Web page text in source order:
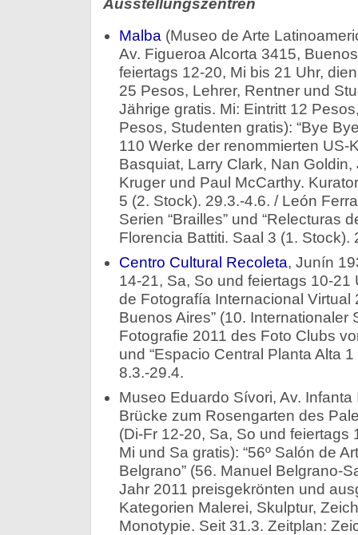
Ausstellungszentren
Malba (Museo de Arte
Av. Figueroa Alcorta 3415,
feiertags 12-20, Mi bis 21 Uhr,
25 Pesos, Lehrer, Rentner und
Jährige gratis. Mi: Eintritt 12
Pesos, Studenten gratis): “Bye
110 Werke der renommierten US-
Basquiat, Larry Clark, Nan
Kruger und Paul McCarthy.
5 (2. Stock). 29.3.-4.6. / León
Serien “Brailles” und “Relecturas
Florencia Battiti. Saal 3 (1. Stock).
Centro Cultural Recoleta, Junín
14-21, Sa, So und feiertags 10-21
de Fotografía Internacional Virtual
Buenos Aires” (10. Internationaler
Fotografie 2011 des Foto Clubs
und “Espacio Central Planta Alta
8.3.-29.4.
Museo Eduardo Sívori, Av.
Brücke zum Rosengarten des
(Di-Fr 12-20, Sa, So und feiertags
Mi und Sa gratis): “56º Salón de
Belgrano” (56. Manuel Belgrano-
Jahr 2011 preisgekrönten und
Kategorien Malerei, Skulptur,
Monotypie. Seit 31.3. Zeitplan: